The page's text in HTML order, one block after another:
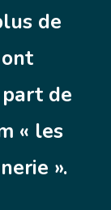
de
de
« les
».